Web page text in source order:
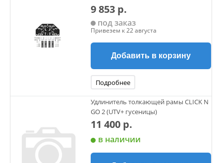
9 853 р.
под заказ
Привезем к 22 августа
Добавить в корзину
Подробнее
Удлинитель толкающей рамы CLICK N
GO 2 (UTV+ гусеницы)
11 400 р.
в наличии